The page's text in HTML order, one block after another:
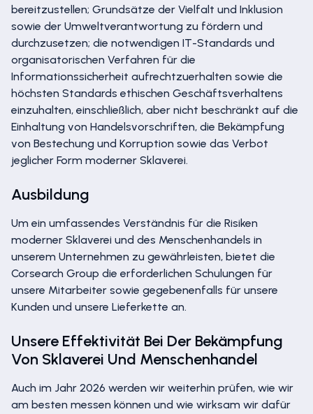
bereitzustellen; Grundsätze der Vielfalt und Inklusion
sowie der Umweltverantwortung zu fördern und
durchzusetzen; die notwendigen IT-Standards und
organisatorischen Verfahren für die
Informationssicherheit aufrechtzuerhalten sowie die
höchsten Standards ethischen Geschäftsverhaltens
einzuhalten, einschließlich, aber nicht beschränkt auf die
Einhaltung von Handelsvorschriften, die Bekämpfung
von Bestechung und Korruption sowie das Verbot
jeglicher Form moderner Sklaverei.
Ausbildung
Um ein umfassendes Verständnis für die Risiken
moderner Sklaverei und des Menschenhandels in
unserem Unternehmen zu gewährleisten, bietet die
Corsearch Group die erforderlichen Schulungen für
unsere Mitarbeiter sowie gegebenenfalls für unsere
Kunden und unsere Lieferkette an.
Unsere Effektivität Bei Der Bekämpfung
Von Sklaverei Und Menschenhandel
Auch im Jahr 2026 werden wir weiterhin prüfen, wie wir
am besten messen können und wie wirksam wir dafür